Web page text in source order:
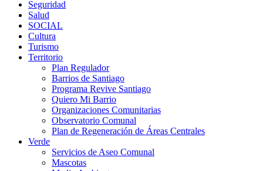
Seguridad
Salud
SOCIAL
Cultura
Turismo
Territorio
Plan Regulador
Barrios de Santiago
Programa Revive Santiago
Quiero Mi Barrio
Organizaciones Comunitarias
Observatorio Comunal
Plan de Regeneración de Áreas Centrales
Verde
Servicios de Aseo Comunal
Mascotas